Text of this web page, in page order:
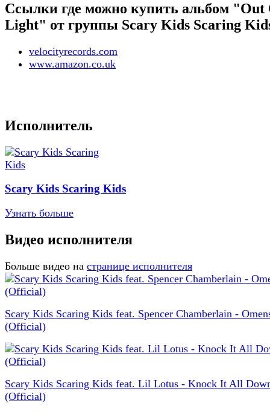
Ссылки где можно купить альбом "Out
Light" от группы Scary Kids Scaring
velocityrecords.com
www.amazon.co.uk
Исполнитель
Scary Kids Scaring Kids
Узнать больше
Видео исполнителя
Больше видео на странице исполнителя
Scary Kids Scaring Kids feat. Spencer Chamberlain -
(Official)
Scary Kids Scaring Kids feat. Lil Lotus - Knock It All
(Official)